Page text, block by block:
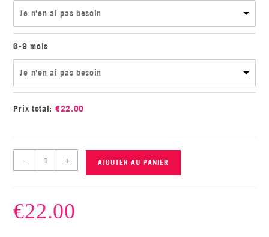
Je n'en ai pas besoin
6-9 mois
Je n'en ai pas besoin
Prix total: €22.00
- + AJOUTER AU PANIER
€22.00